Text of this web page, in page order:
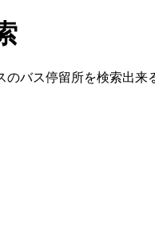
のバス停留所を検索出来